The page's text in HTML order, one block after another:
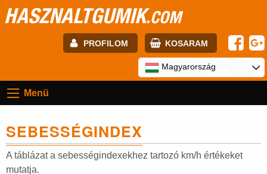
HASZNALTGUMIK.COM
PROFILOM KOSARAM
Jelszó:
Regisztráció BELÉPÉS
Magyarország
Menü
SEBESSÉGINDEX
A táblázat a sebességindexekhez tartozó km/h értékeket
mutatja.